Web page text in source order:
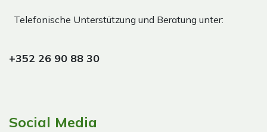
Telefonische Unterstützung und Beratung unter:
+352 26 90 88 30
Social Media